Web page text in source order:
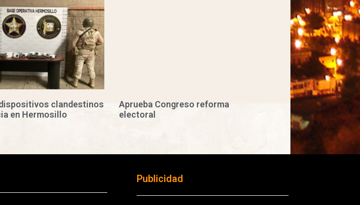
clandestinos
en Hermosillo
Aprueba Congreso reforma
electoral
Publicidad